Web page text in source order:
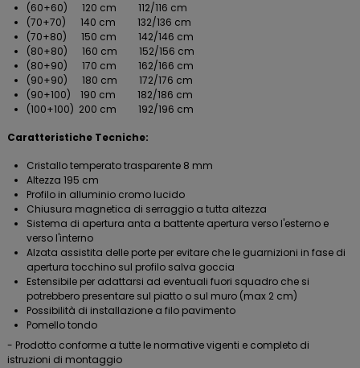
(60+60) 120 cm 112/116 cm
(70+70) 140 cm 132/136 cm
(70+80) 150 cm 142/146 cm
(80+80) 160 cm 152/156 cm
(80+90) 170 cm 162/166 cm
(90+90) 180 cm 172/176 cm
(90+100) 190 cm 182/186 cm
(100+100) 200 cm 192/196 cm
Caratteristiche Tecniche:
Cristallo temperato trasparente 8 mm
Altezza 195 cm
Profilo in alluminio cromo lucido
Chiusura magnetica di serraggio a tutta altezza
Sistema di apertura anta a battente apertura verso l'esterno e
verso l'interno
Alzata assistita delle porte per evitare che le guarnizioni in fase di
apertura tocchino sul profilo salva goccia
Estensibile per adattarsi ad eventuali fuori squadro che si
potrebbero presentare sul piatto o sul muro (max 2 cm)
Possibilità di installazione a filo pavimento
Pomello tondo
- Prodotto conforme a tutte le normative vigenti e completo di
istruzioni di montaggio